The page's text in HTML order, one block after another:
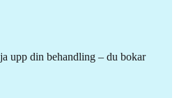
upp din behandling – du bokar